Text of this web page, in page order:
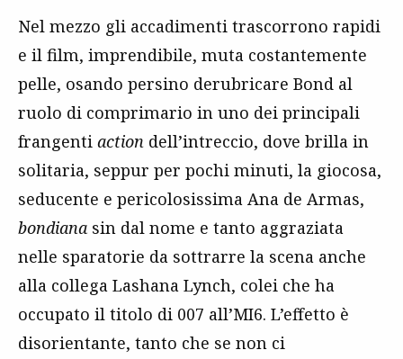
Nel mezzo gli accadimenti trascorrono rapidi
e il film, imprendibile, muta costantemente
pelle, osando persino derubricare Bond al
ruolo di comprimario in uno dei principali
frangenti action dell’intreccio, dove brilla in
solitaria, seppur per pochi minuti, la giocosa,
seducente e pericolosissima Ana de Armas,
bondiana sin dal nome e tanto aggraziata
nelle sparatorie da sottrarre la scena anche
alla collega Lashana Lynch, colei che ha
occupato il titolo di 007 all’MI6. L’effetto è
disorientante, tanto che se non ci